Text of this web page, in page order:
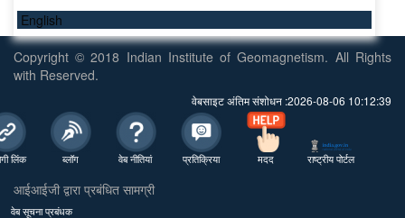
English
Copyright © 2018 Indian Institute of Geomagnetism. All Rights
with Reserved.
वेबसाइट अंतिम संशोधन :2026-08-06 10:12:39
लिंक ब्लॉग वेब नीतियां प्रतिक्रिया मदद राष्ट्रीय पोर्टल
आईआईजी द्वारा प्रबंधित सामग्री
वेब सूचना प्रबंधक